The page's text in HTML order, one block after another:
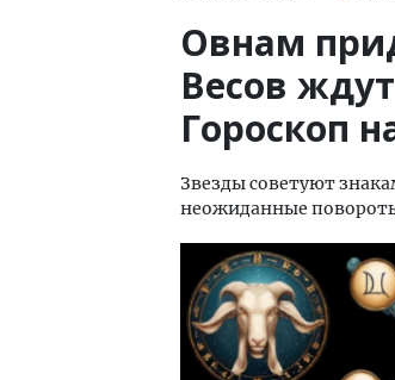
Овнам
Весов
Гороскоп
Звезды советуют
неожиданные